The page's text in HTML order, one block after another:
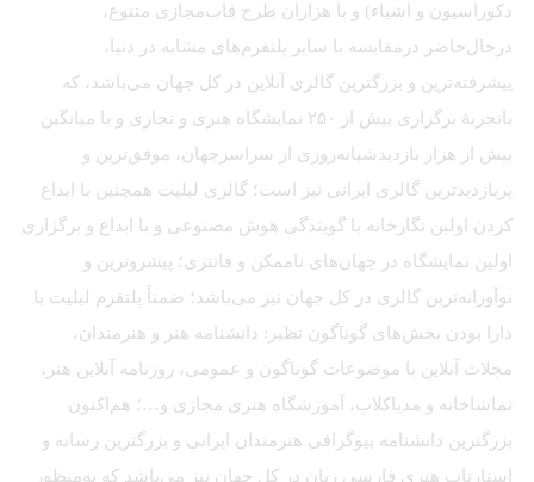
دکوراسیون و اشیاء) و با هزاران طرح قاب‌مجازی متنوع،
درحال‌حاضر درمقایسه با سایر پلتفرم‌های مشابه در دنیا،
پیشرفته‌ترین و بزرگترین گالری آنلاین در کل جهان می‌باشد، که
باتجربهٔ برگزاری بیش از ۲۵۰ نمایشگاه هنری و تجاری و با میانگین
بیش از هزار بازدیدشبانه‌روزی از سراسرجهان، موفق‌ترین و
پربازدیدترین گالری ایرانی نیز است؛ گالری لیلیت همچنین با ابداع
کردن اولین نگارخانه با گویندگی هوش مصنوعی و با ابداع و برگزاری
اولین نمایشگاه در جهان‌های ناممکن و فانتزی؛ پیشروترین و
نوآورانه‌ترین گالری در کل جهان نیز می‌باشد؛ ضمناً پلتفرم لیلیت با
دارا بودن بخش‌های گوناگون نظیر: دانشنامه هنر و هنرمندان،
مجلات آنلاین با موضوعات گوناگون و عمومی، روزنامه آنلاین هنر،
تماشاخانه و مدیاکلاب، آموزشگاه هنری مجازی و…؛ هم‌اکنون
بزرگترین دانشنامه بیوگرافی هنرمندان ایرانی و بزرگترین رسانه و
استارتاپ هنری فارسی زبان در کل جهان نیز می‌باشد که به‌منظور